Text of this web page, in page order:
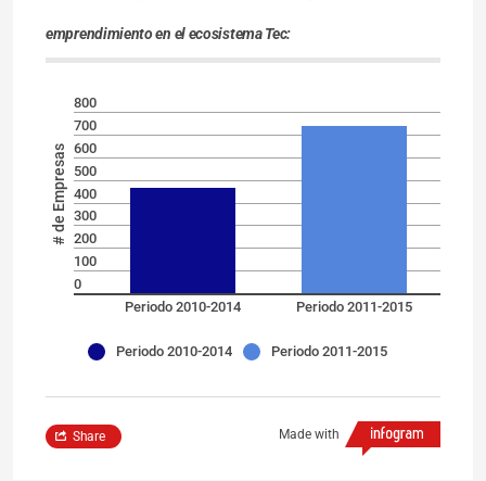
emprendimiento en el ecosistema Tec:
800
700
600
500
400
300
200
100
0
Periodo 2010-2014
Periodo 2011-2015
# de Empresas
Periodo 2010-2014 Periodo 2011-2015
Made with
Share